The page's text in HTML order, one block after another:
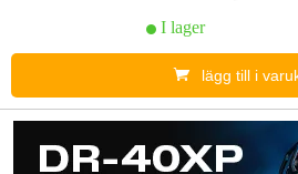
I lager
lägg till i